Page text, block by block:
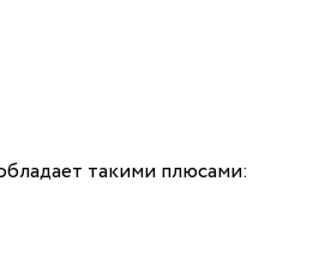
такими плюсами: